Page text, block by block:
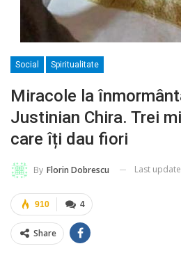
Social Spiritualitate
Miracole la
Justinian Chira. Trei
care îți dau fiori
By Florin Dobrescu Last
4
910
Share